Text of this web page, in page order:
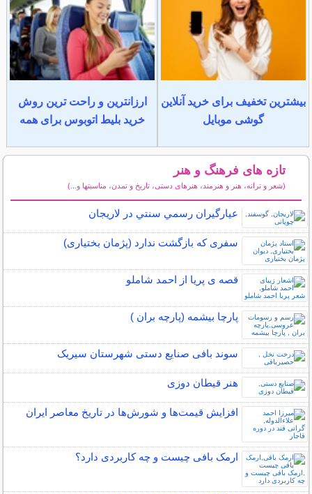
بیشترین تخفیف برای خرید آنلاین
گوشی موبایل
ارزانترین و راحت ترین روش
خرید بلیط اتوبوس برای همه
تازه های فرهنگ و هنر
(شعر و ترانه، هنر و هنرمند، هنرهای دستی، تاریخ و تمدن، مناسبتها و...)
عيارگيران رسمي سنتي در لاريجان
سفری که بازگشت ندارد (پژمان بختیاری)
قصه ی پریا از احمد شاملو
پارچا بیشمه (پارچه بران )
سوند بافی صنایع دستی شهرستان سیریک
هنر قیطان دوزی
افزایش قیمت‌ها و شورش‌ها در تاریخ معاصر ایران
ارمک بافی چیست و چه کاربردی دارد؟